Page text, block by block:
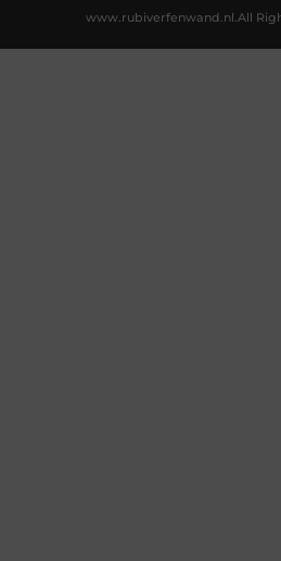
All
www.rubiverfenwand.nl.